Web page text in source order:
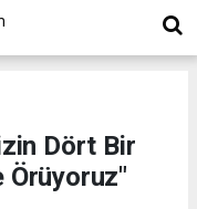
Dört Bir
Örüyoruz"